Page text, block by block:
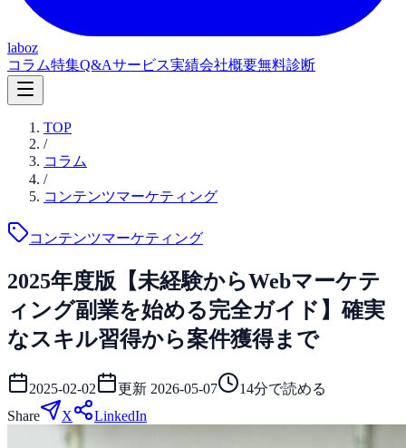
laboz
コラム特集Q&Aサービス実績会社概要無料診断
TOP
/
コラム
/
コンテンツマーケティング
コンテンツマーケティング
2025年度版【未経験からWebマーケテ
ィング副業を始める完全ガイド】確実
なスキル習得から案件獲得まで
2025-02-02 更新 2026-05-07 14分で読める
Share
X LinkedIn